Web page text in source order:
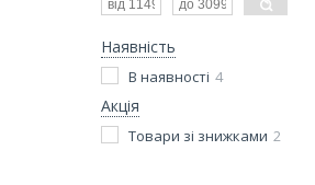
Наявність
В наявності 4
Акція
Товари зі знижками 2